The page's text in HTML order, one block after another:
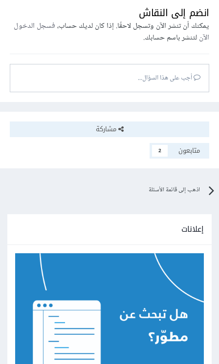
انضم إلى النقاش
يمكنك أن تنشر الآن وتسجل لاحقًا. إذا كان لديك حساب،فسجل الدخول
الآنلتنشر باسم حسابك.
أجب على هذا السؤال...
مشاركة
متابعون
2
اذهب إلى قائمة الأسئلة
إعلانات